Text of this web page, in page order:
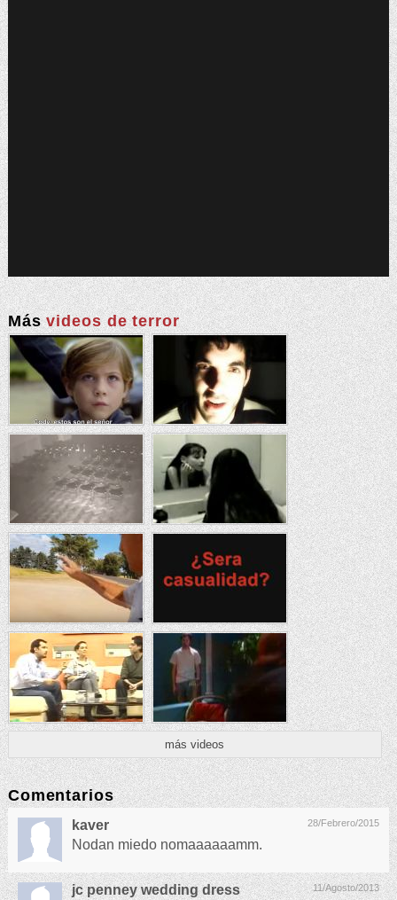
Másvideos de terror
más videos
Comentarios
28/Febrero/2015
kaver
Nodan miedo nomaaaaaamm.
11/Agosto/2013
jc penney wedding dress